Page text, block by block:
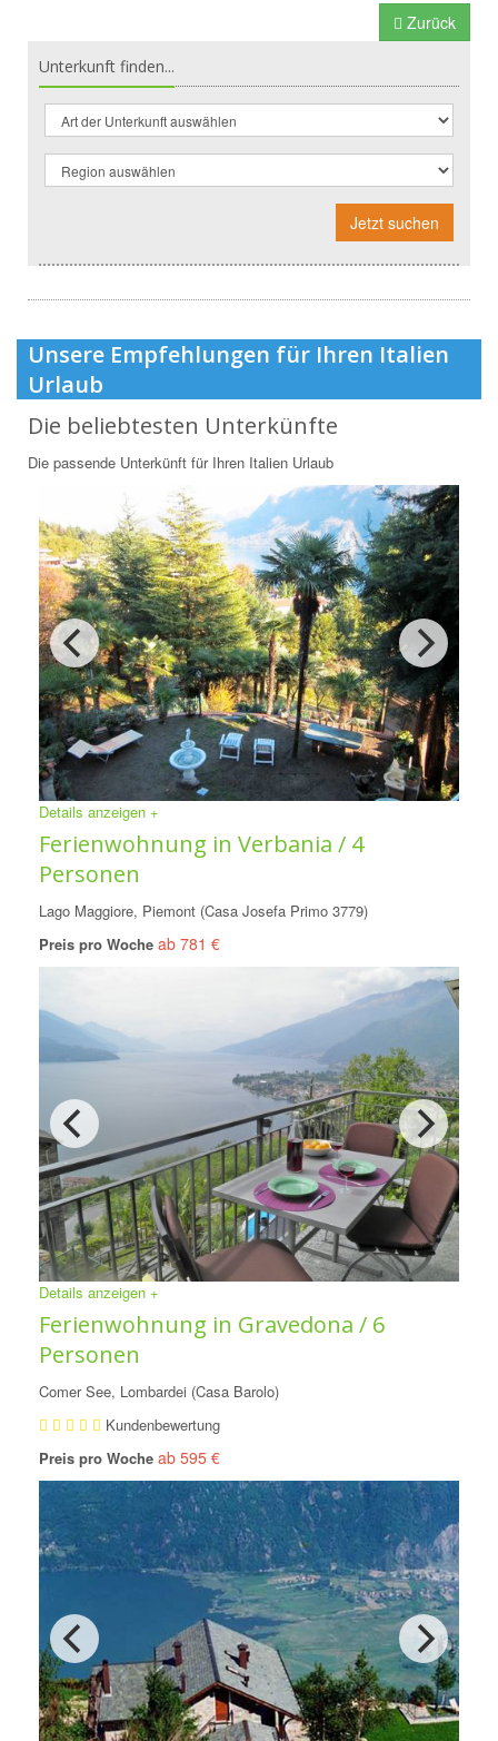
Zurück
Unterkunft finden...
Jetzt suchen
Unsere Empfehlungen für Ihren Italien
Urlaub
Die beliebtesten Unterkünfte
Die passende Unterkünft für Ihren Italien Urlaub
Details anzeigen +
Ferienwohnung in Verbania / 4
Personen
Lago Maggiore, Piemont (Casa Josefa Primo 3779)
Preis pro Woche ab 781 €
Details anzeigen +
Ferienwohnung in Gravedona / 6
Personen
Comer See, Lombardei (Casa Barolo)
Kundenbewertung
Preis pro Woche ab 595 €